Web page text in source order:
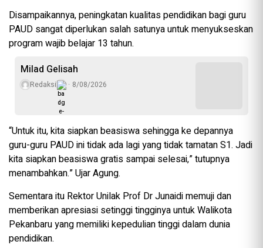
Disampaikannya, peningkatan kualitas pendidikan bagi guru
PAUD sangat diperlukan salah satunya untuk menyukseskan
program wajib belajar 13 tahun.
Milad Gelisah
Redaksi 8/08/2026
“Untuk itu, kita siapkan beasiswa sehingga ke depannya
guru-guru PAUD ini tidak ada lagi yang tidak tamatan S1. Jadi
kita siapkan beasiswa gratis sampai selesai,” tutupnya
menambahkan.” Ujar Agung.
Sementara itu Rektor Unilak Prof Dr Junaidi memuji dan
memberikan apresiasi setinggi tingginya untuk Walikota
Pekanbaru yang memiliki kepedulian tinggi dalam dunia
pendidikan.